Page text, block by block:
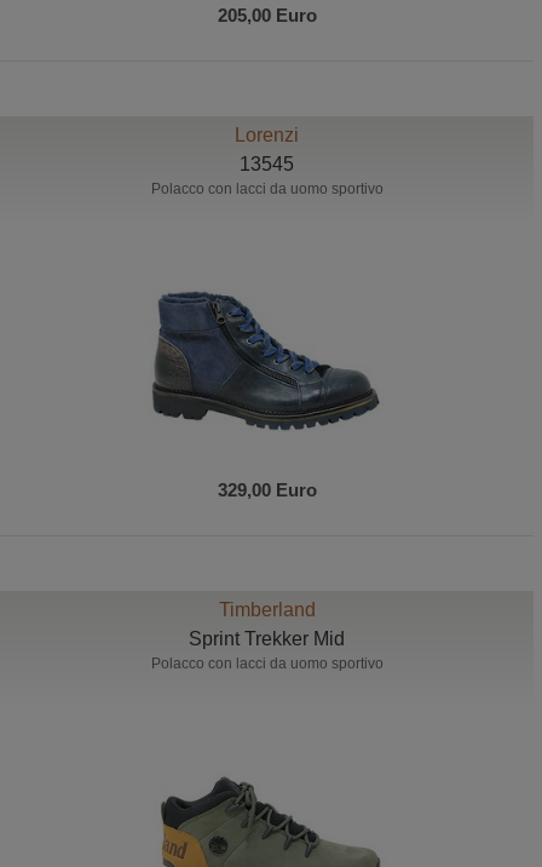
205,00 Euro
Lorenzi
13545
Polacco con lacci da uomo sportivo
329,00 Euro
Timberland
Sprint Trekker Mid
Polacco con lacci da uomo sportivo